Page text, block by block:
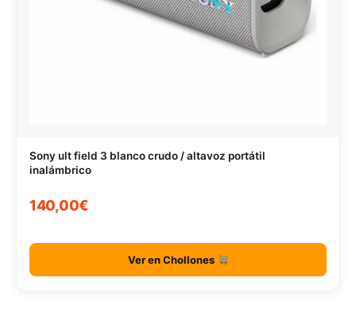
Sony ult field 3 blanco crudo / altavoz portátil
inalámbrico
140,00€
Ver en Chollones